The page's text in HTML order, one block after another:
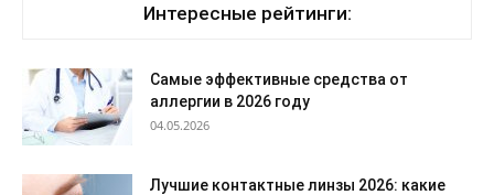
Интересные рейтинги:
Самые эффективные средства от
аллергии в 2026 году
04.05.2026
Лучшие контактные линзы 2026: какие